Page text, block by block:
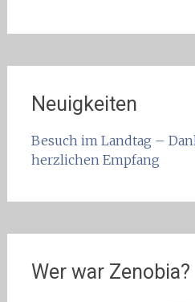
Neuigkeiten
Besuch im Landtag –
herzlichen Empfang
Wer war Zenobia?